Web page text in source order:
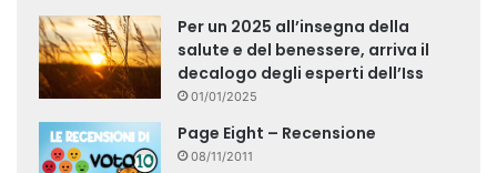
Per un 2025 all’insegna della
salute e del benessere, arriva il
decalogo degli esperti dell’Iss
01/01/2025
Page Eight – Recensione
08/11/2011